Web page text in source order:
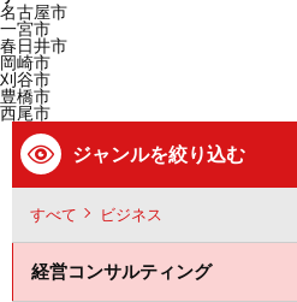
名古屋市
一宮市
春日井市
岡崎市
刈谷市
豊橋市
西尾市
ジャンルを絞り込む
すべて ビジネス
経営コンサルティング